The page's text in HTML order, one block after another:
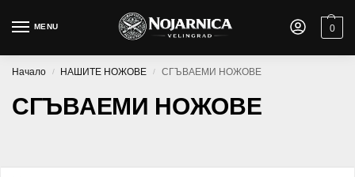
MENU 0
Начало / НАШИТЕ НОЖОВЕ / СГЪВАЕМИ НОЖОВЕ
СГЪВАЕМИ НОЖОВЕ